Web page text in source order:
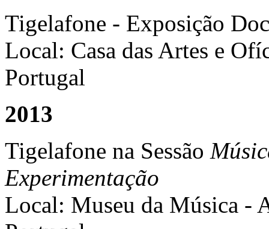
Tigelafone - Exposição
Local: Casa das Artes e
Portugal
2013
Tigelafone na Sessão
Experimentação
Local: Museu da Música -